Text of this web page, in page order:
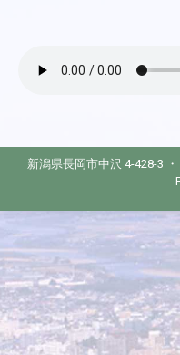
新潟県長岡市中沢 4-428-3